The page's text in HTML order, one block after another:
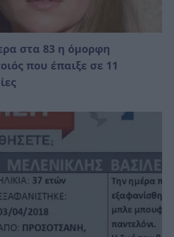
στα 83 η όμορφη
που έπαιξε σε 11